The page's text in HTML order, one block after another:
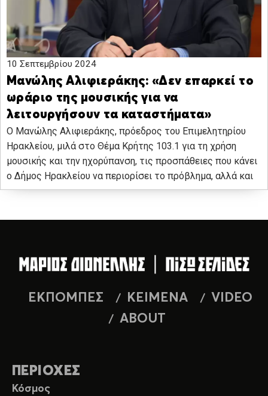
10 Σεπτεμβρίου 2024
Μανώλης Αλιφιεράκης: «Δεν επαρκεί το
ωράριο της μουσικής για να
λειτουργήσουν τα καταστήματα»
Ο Μανώλης Αλιφιεράκης, πρόεδρος του Επιμελητηρίου
Ηρακλείου, μιλά στο Θέμα Κρήτης 103.1 για τη χρήση
μουσικής και την ηχορύπανση, τις προσπάθειες που κάνει
ο Δήμος Ηρακλείου να περιορίσει το πρόβλημα, αλλά και
ΕΚΠΟΜΠΕΣ ΚΕΙΜΕΝΑ
VIDEO
ABOUT
ΠΕΡΙΟΧΕΣ
Κόσμος